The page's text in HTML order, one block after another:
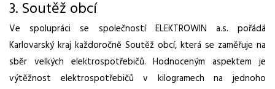
3. Soutěž obcí
Ve spolupráci se společností ELEKTROWIN a.s. pořádá
Karlovarský kraj každoročně Soutěž obcí, která se zaměřuje na
sběr velkých elektrospotřebičů. Hodnoceným aspektem je
výtěžnost elektrospotřebičů v kilogramech na jednoho